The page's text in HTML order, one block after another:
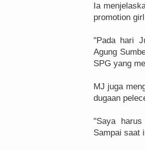
Ia
promotion
"Pada hari
Agung
SPG yang
MJ juga
dugaan
"Saya
Sampai saat